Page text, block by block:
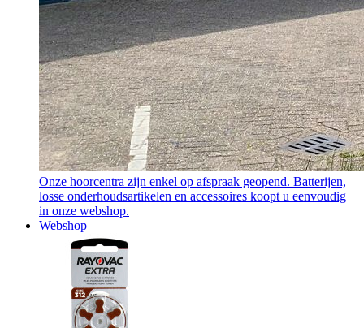
Onze hoorcentra zijn enkel op afspraak geopend. Batterijen,
losse onderhoudsartikelen en accessoires koopt u eenvoudig
in onze webshop.
Webshop